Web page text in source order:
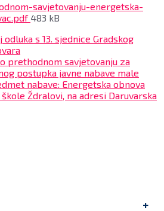
savjetovanju-energetska-
File
483 kB
odluka s 13. sjednice Gradskog
prethodnom savjetovanju za
postupka javne nabave male
nabave: Energetska obnova
Ždralovi, na adresi Daruvarska